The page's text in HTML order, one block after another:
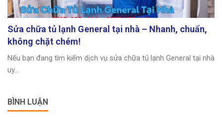
Sửa chữa tủ lạnh General tại nhà – Nhanh, chuẩn,
không chặt chém!
Nếu bạn đang tìm kiếm dịch vụ sửa chữa tủ lạnh General tại nhà
uy...
BÌNH LUẬN